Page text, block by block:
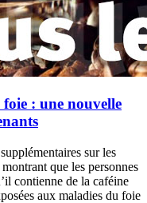
: une nouvelle
sur les
que les personnes
contienne de la caféine
aux maladies du foie